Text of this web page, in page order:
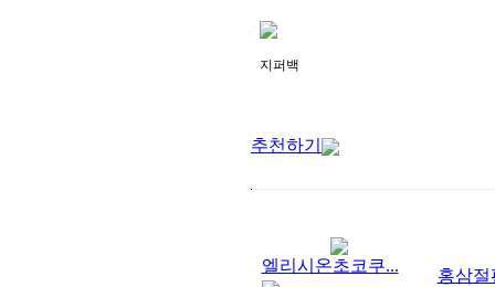
지퍼백
추천하기
엘리시온초코쿠...
홍삼절